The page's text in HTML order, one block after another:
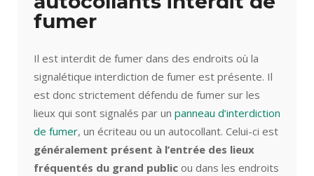
fumer
Il est interdit de fumer dans des endroits où la
signalétique interdiction de fumer est présente. Il
est donc strictement défendu de fumer sur les
lieux qui sont signalés par un panneau d’interdiction
de fumer, un écriteau ou un autocollant. Celui-ci est
généralement présent à l’entrée des lieux
fréquentés du grand public ou dans les endroits